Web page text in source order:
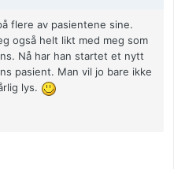
flere av pasientene sine.
også helt likt med meg som
Nå har han startet et nytt
pasient. Man vil jo bare ikke
lys.